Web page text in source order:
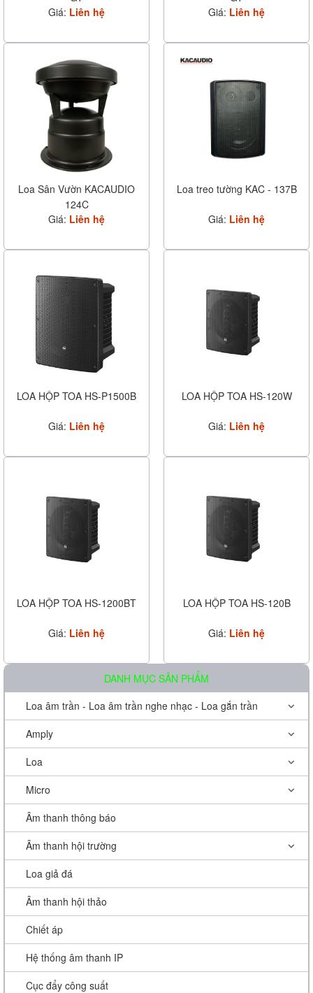
Giá: Liên hệ
Giá: Liên hệ
Loa Sân Vườn KACAUDIO
124C
Giá: Liên hệ
Loa treo tường KAC - 137B
Giá: Liên hệ
LOA HỘP TOA HS-P1500B
Giá: Liên hệ
LOA HỘP TOA HS-120W
Giá: Liên hệ
LOA HỘP TOA HS-1200BT
Giá: Liên hệ
LOA HỘP TOA HS-120B
Giá: Liên hệ
DANH MỤC SẢN PHẨM
Loa âm trần - Loa âm trần nghe nhạc - Loa gắn trần
Amply
Loa
Micro
Âm thanh thông báo
Âm thanh hội trường
Loa giả đá
Âm thanh hội thảo
Chiết áp
Hệ thống âm thanh IP
Cục đẩy công suất